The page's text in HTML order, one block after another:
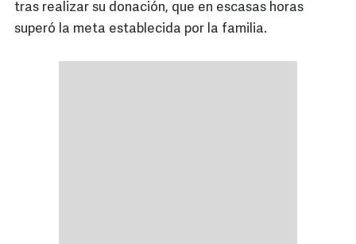
tras realizar su donación, que en escasas horas
superó la meta establecida por la familia.